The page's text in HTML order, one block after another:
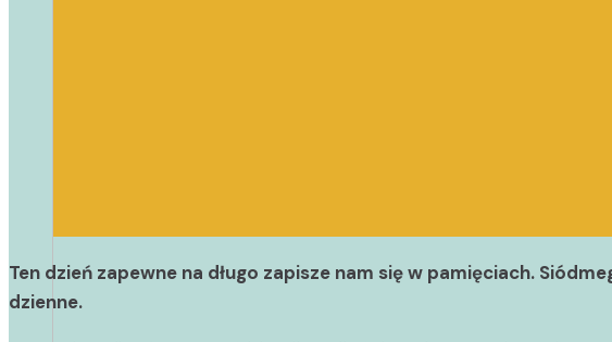
Ten dzień zapewne na długo zapisze nam się w pamięciach.
dzienne.